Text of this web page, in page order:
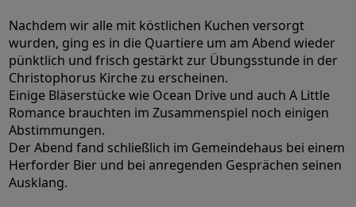
Nachdem wir alle mit köstlichen Kuchen versorgt
wurden, ging es in die Quartiere um am Abend wieder
pünktlich und frisch gestärkt zur Übungsstunde in der
Christophorus Kirche zu erscheinen.
Einige Bläserstücke wie Ocean Drive und auch A Little
Romance brauchten im Zusammenspiel noch einigen
Abstimmungen.
Der Abend fand schließlich im Gemeindehaus bei einem
Herforder Bier und bei anregenden Gesprächen seinen
Ausklang.